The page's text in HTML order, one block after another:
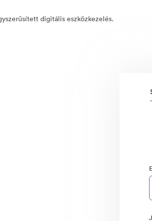
digitális eszközkezelés.